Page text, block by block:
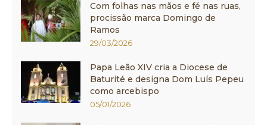
Com folhas nas mãos e fé nas ruas,
procissão marca Domingo de
Ramos
29/03/2026
Papa Leão XIV cria a Diocese de
Baturité e designa Dom Luís Pepeu
como arcebispo
05/01/2026